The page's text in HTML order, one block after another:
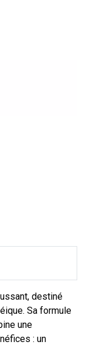
destiné
Sa formule
une
: un